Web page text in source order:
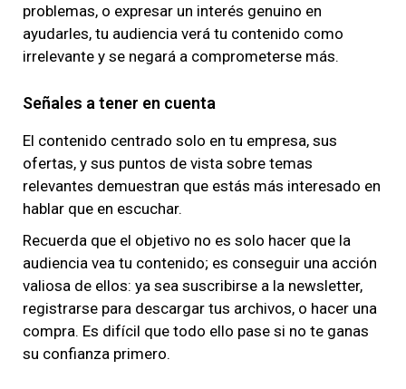
problemas, o expresar un interés genuino en
ayudarles, tu audiencia verá tu contenido como
irrelevante y se negará a comprometerse más.
Señales a tener en cuenta
El contenido centrado solo en tu empresa, sus
ofertas, y sus puntos de vista sobre temas
relevantes demuestran que estás más interesado en
hablar que en escuchar.
Recuerda que el objetivo no es solo hacer que la
audiencia vea tu contenido; es conseguir una acción
valiosa de ellos: ya sea suscribirse a la newsletter,
registrarse para descargar tus archivos, o hacer una
compra. Es difícil que todo ello pase si no te ganas
su confianza primero.